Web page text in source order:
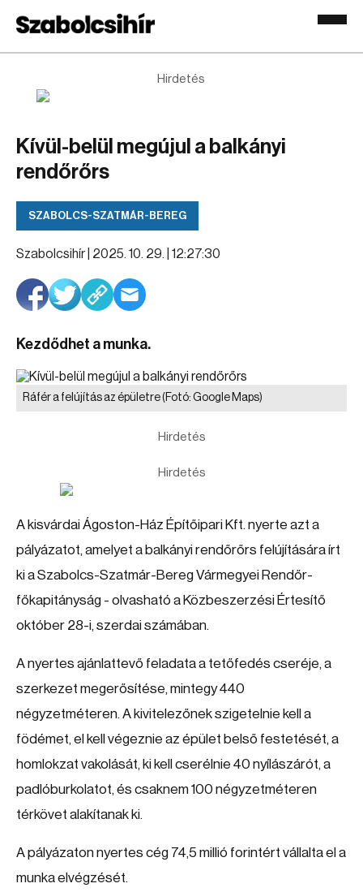
Hirdetés
Kívül-belül megújul a balkányi
rendőrőrs
SZABOLCS-SZATMÁR-BEREG
Szabolcsihír | 2025. 10. 29. | 12:27:30
Kezdődhet a munka.
Ráfér a felújítás az épületre(Fotó: Google Maps)
Hirdetés
Hirdetés
A kisvárdai Ágoston-Ház Építőipari Kft. nyerte azt a
pályázatot, amelyet a balkányi rendőrőrs felújítására írt
ki a Szabolcs-Szatmár-Bereg Vármegyei Rendőr-
főkapitányság - olvasható a Közbeszerzési Értesítő
október 28-i, szerdai számában.
A nyertes ajánlattevő feladata a tetőfedés cseréje, a
szerkezet megerősítése, mintegy 440
négyzetméteren. A kivitelezőnek szigetelnie kell a
födémet, el kell végeznie az épület belső festetését, a
homlokzat vakolását, ki kell cserélnie 40 nyílászárót, a
padlóburkolatot, és csaknem 100 négyzetméteren
térkövet alakítanak ki.
A pályázaton nyertes cég 74,5 millió forintért vállalta el a
munka elvégzését.